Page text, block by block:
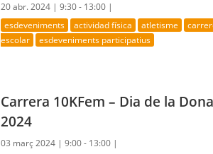
20 abr. 2024 |9:30 - 13:00 |
esdeveniments actividad física atletisme
escolar
esdeveniments participatius
Carrera 10KFem – Dia de la
2024
03 març 2024 |9:00 - 13:00 |